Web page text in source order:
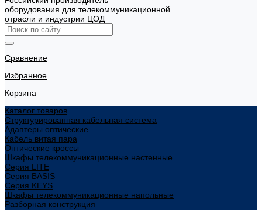
оборудования для телекоммуникационной
отрасли и индустрии ЦОД
Сравнение
Избранное
Корзина
Каталог товаров
Структурированная кабельная система
Адаптеры оптические
Кабель витая пара
Оптические кроссы
Шкафы телекоммуникационные настенные
Cерия LITE
Cерия BASIS
Cерия KEYS
Шкафы телекоммуникационные напольные
Разборная конструкция